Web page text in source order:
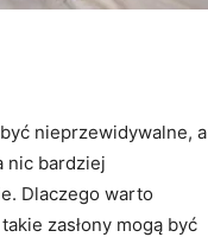
⁣nieprzewidywalne, a
nic bardziej
​Dlaczego‌ warto
zasłony ⁢mogą być